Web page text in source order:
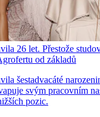
26 let. Přestože
od základů
šestadvacáté
svým pracovním
pozic.